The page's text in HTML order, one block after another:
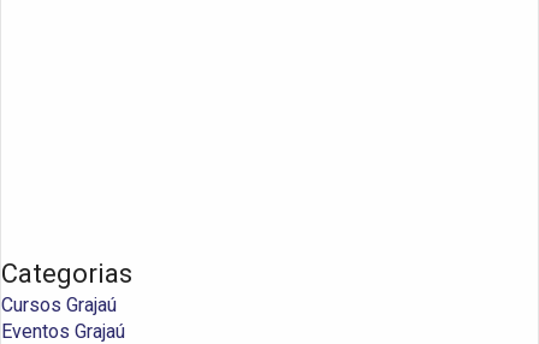
Categorias
Cursos Grajaú
Eventos Grajaú